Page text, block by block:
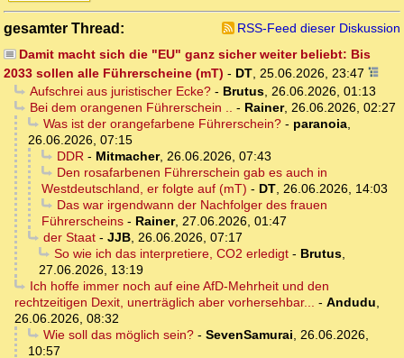
gesamter Thread:
RSS-Feed dieser Diskussion
Damit macht sich die "EU" ganz sicher weiter beliebt: Bis
2033 sollen alle Führerscheine (mT) - DT, 25.06.2026, 23:47
Aufschrei aus juristischer Ecke?- Brutus, 26.06.2026, 01:13
Bei dem orangenen Führerschein .. - Rainer, 26.06.2026, 02:27
Was ist der orangefarbene Führerschein?- paranoia,
26.06.2026, 07:15
DDR- Mitmacher, 26.06.2026, 07:43
Den rosafarbenen Führerschein gab es auch in
Westdeutschland, er folgte auf (mT) - DT, 26.06.2026, 14:03
Das war irgendwann der Nachfolger des frauen
Führerscheins - Rainer, 27.06.2026, 01:47
der Staat- JJB, 26.06.2026, 07:17
So wie ich das interpretiere, CO2 erledigt- Brutus,
27.06.2026, 13:19
Ich hoffe immer noch auf eine AfD-Mehrheit und den
rechtzeitigen Dexit, unerträglich aber vorhersehbar... - Andudu,
26.06.2026, 08:32
Wie soll das möglich sein?- SevenSamurai, 26.06.2026,
10:57